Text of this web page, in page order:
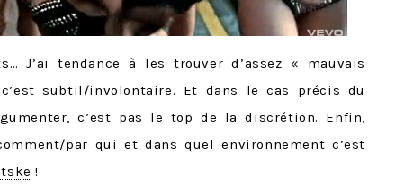
J’ai tendance à les trouver d’assez « mauvais
subtil/involontaire. Et dans le cas précis du
c’est pas le top de la discrétion. Enfin,
par qui et dans quel environnement c’est
!